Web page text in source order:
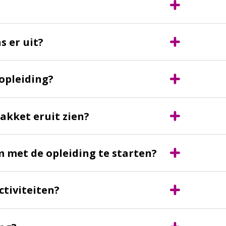
er uit?
eruit zien?
met de opleiding te starten?